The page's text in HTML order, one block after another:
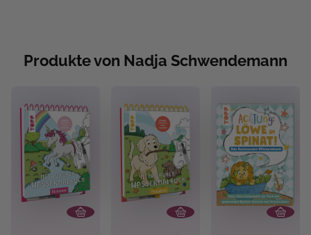
Produkte von Nadja Schwendemann